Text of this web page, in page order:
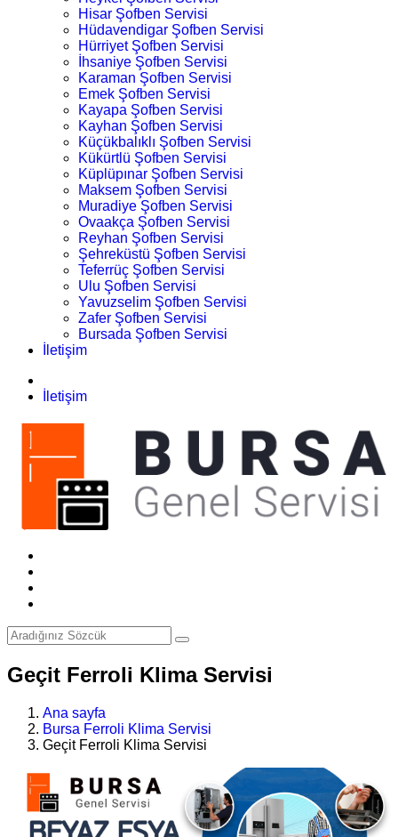
Hisar Şofben Servisi
Hüdavendigar Şofben Servisi
Hürriyet Şofben Servisi
İhsaniye Şofben Servisi
Karaman Şofben Servisi
Emek Şofben Servisi
Kayapa Şofben Servisi
Kayhan Şofben Servisi
Küçükbalıklı Şofben Servisi
Kükürtlü Şofben Servisi
Küplüpınar Şofben Servisi
Maksem Şofben Servisi
Muradiye Şofben Servisi
Ovaakça Şofben Servisi
Reyhan Şofben Servisi
Şehreküstü Şofben Servisi
Teferrüç Şofben Servisi
Ulu Şofben Servisi
Yavuzselim Şofben Servisi
Zafer Şofben Servisi
Bursada Şofben Servisi
İletişim
İletişim
Geçit Ferroli Klima Servisi
Ana sayfa
Bursa Ferroli Klima Servisi
Geçit Ferroli Klima Servisi